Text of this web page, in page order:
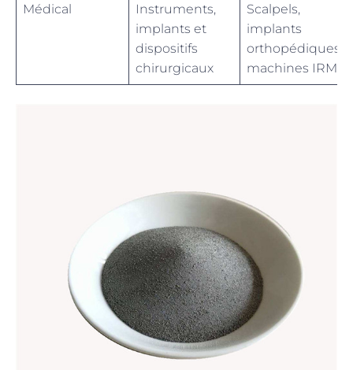
Médical
Instruments,
implants et
dispositifs
chirurgicaux
Scalpels,
implants
orthopédiques,
machines IRM